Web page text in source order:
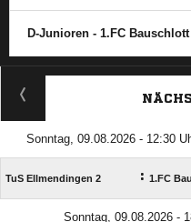
D-Junioren - 1.FC Bauschlott
Sonntag, 09.08.2026 - 12:30
TuS Ellmendingen 2 : 1.FC
Sonntag, 09.08.2026 -